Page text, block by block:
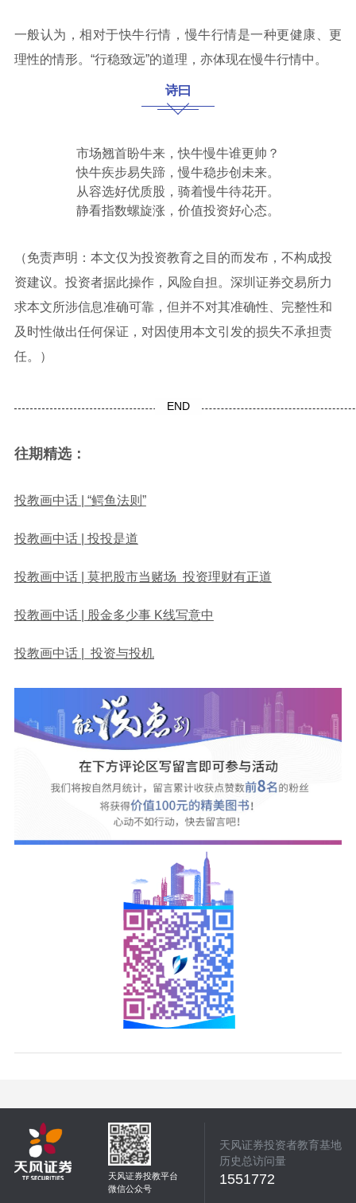
一般认为，相对于快牛行情，慢牛行情是一种更健康、更
理性的情形。“行稳致远”的道理，亦体现在慢牛行情中。
诗曰
市场翘首盼牛来，快牛慢牛谁更帅？
快牛疾步易失蹄，慢牛稳步创未来。
从容选好优质股，骑着慢牛待花开。
静看指数螺旋涨，价值投资好心态。
（免责声明：本文仅为投资教育之目的而发布，不构成投
资建议。投资者据此操作，风险自担。深圳证券交易所力
求本文所涉信息准确可靠，但并不对其准确性、完整性和
及时性做出任何保证，对因使用本文引发的损失不承担责
任。）
END
往期精选：
投教画中话 | “鳄鱼法则”
投教画中话 | 投投是道
投教画中话 | 莫把股市当赌场 投资理财有正道
投教画中话 | 股金多少事 K线写意中
投教画中话 | 投资与投机
天风证券投教平台
微信公众号
天风证券投资者教育基地
历史总访问量
1551772